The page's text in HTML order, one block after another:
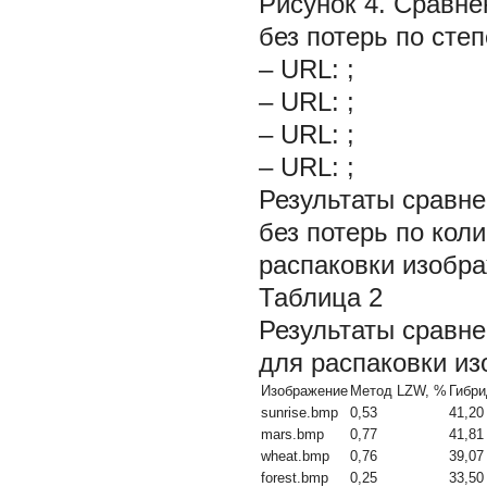
без потерь по
– URL: ;
– URL: ;
– URL: ;
– URL: ;
Результаты
без потерь по
распаковки
Таблица 2
Результаты
для распаковки
Изображение Метод LZW, %
sunrise.bmp
0,53
41,20
mars.bmp
0,77
41,81
wheat.bmp
0,76
39,07
forest.bmp
0,25 33,50